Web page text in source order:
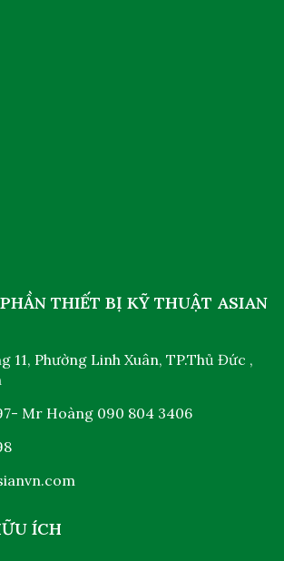
THIẾT BỊ KỸ THUẬT ASIAN
11, Phường Linh Xuân, TP.Thủ Đức ,
- Mr Hoàng 090 804 3406
ÍCH